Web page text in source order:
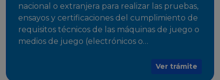
nacional o extranjera para realizar las pruebas,
ensayos y certificaciones del cumplimiento de
requisitos técnicos de las máquinas de juego o
medios de juego (electrónicos o
medios de acceso al juego y juegos queVer trámite